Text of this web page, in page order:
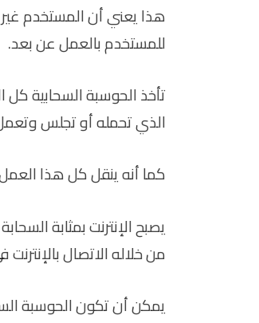
هذا يعني أن المستخدم
للمستخدم بالعمل عن بعد.
تأخذ الحوسبة السحابية كل
الذي تحمله أو تجلس
كما أنه ينقل كل هذا
يصبح الإنترنت بمثابة
من خلاله الاتصال
يمكن أن تكون الحوسبة